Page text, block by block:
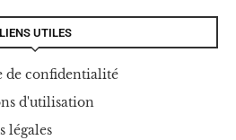
LIENS UTILES
de confidentialité
d'utilisation
légales